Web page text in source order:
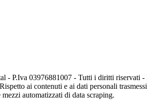
- P.Iva 03976881007 - Tutti i diritti riservati
Rispetto ai contenuti e ai dati personali
automatizzati di data scraping.